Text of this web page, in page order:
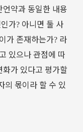
언약과 동일한 내용
가? 아니면 둘 사
가 존재하는가? 라
있으나관점에 따
화가 있다고 평가할
의 몫이라 할 수 있